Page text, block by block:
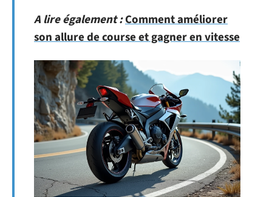
A lire également :Comment améliorer
son allure de course et gagner en vitesse